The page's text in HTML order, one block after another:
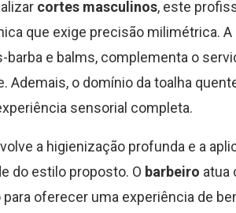
cortes masculinos, este
que exige precisão milimétrica.
barba e balms, complementa o
Ademais, o domínio da toalha
sensorial completa.
a higienização profunda e a
do estilo proposto. O barbeiro atua
para oferecer uma experiência de